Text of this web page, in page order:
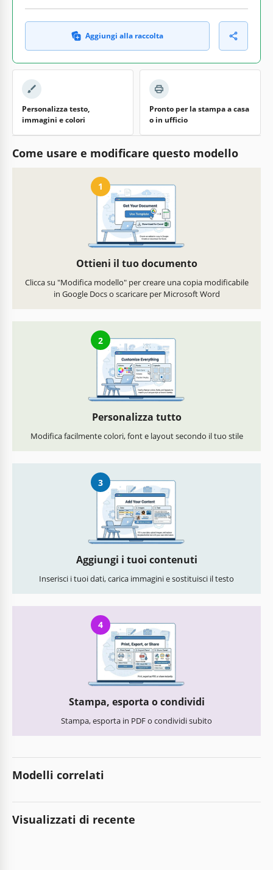
Aggiungi alla raccolta
Personalizza testo,
immagini e colori
Pronto per la stampa a casa
o in ufficio
Come usare e modificare questo modello
1
Ottieni il tuo documento
Clicca su "Modifica modello" per creare una copia modificabile
in Google Docs o scaricare per Microsoft Word
2
Personalizza tutto
Modifica facilmente colori, font e layout secondo il tuo stile
3
Aggiungi i tuoi contenuti
Inserisci i tuoi dati, carica immagini e sostituisci il testo
4
Stampa, esporta o condividi
Stampa, esporta in PDF o condividi subito
Modelli correlati
Visualizzati di recente